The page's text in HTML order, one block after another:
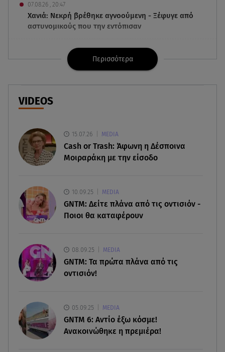
07.08.26 , 20:47
Χανιά: Νεκρή βρέθηκε αγνοούμενη - Ξέφυγε από
αστυνομικούς που την εντόπισαν
Μυστράς: Κρίσιμος για το κατηγορητήριο ο
χρόνος θανάτου του 90χρονου
07.08.26 , 20:13
Κυψέλη: Tι βρέθηκε στο διαμέρισμα της
07.08.26 , 19:15
Συντάξεις Σεπτεμβρίου: Πότε θα μπουν τα
χρήματα στους λογαριασμούς
07.08.26 , 18:45
Φωτιά στο Στεφάνι Κορίνθου: Μήνυμα από το 112
- Σηκώθηκαν εναέρια μέσα
Έξοδος Αυγούστου: Στο 100% η πληρότητα για
Κυκλάδες
αποτελέσματα
Περισσότερα
VIDEOS
15.07.26 MEDIA
Cash or Trash: Άφωνη η Δέσποινα
Μοιραράκη με την είσοδο
10.09.25 MEDIA
GNTM: Δείτε πλάνα από τις οντισιόν -
Ποιοι θα καταφέρουν
08.09.25 MEDIA
GNTM: Τα πρώτα πλάνα από τις
οντισιόν!
05.09.25 MEDIA
GNTM 6: Αντίο έξω κόσμε!
Ανακοινώθηκε η πρεμιέρα!